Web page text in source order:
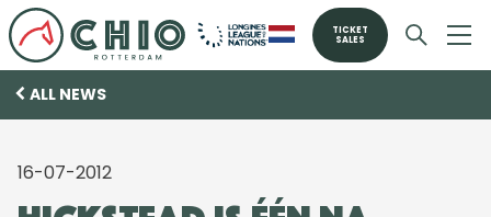
TICKET
SALES
ALL NEWS
16-07-2012